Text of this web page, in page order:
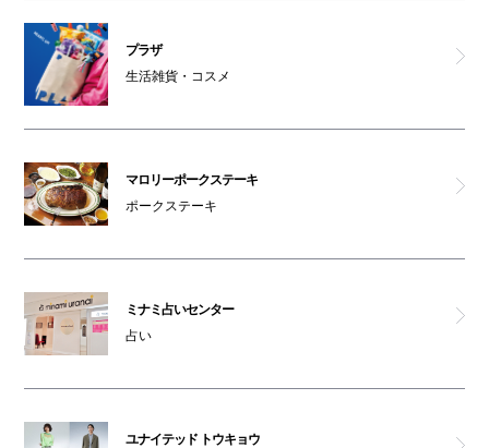
プラザ
生活雑貨・コスメ
マロリーポークステーキ
ポークステーキ
ミナミ占いセンター
占い
ユナイテッド トウキョウ